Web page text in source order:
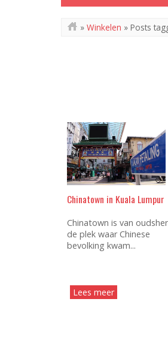
» Winkelen » Posts
Chinatown in Kuala Lumpur
Chinatown is van oudsher
de plek waar Chinese
bevolking kwam...
Lees meer